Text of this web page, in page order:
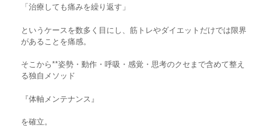
「治療しても痛みを繰り返す」
というケースを数多く目にし、筋トレやダイエットだけでは限界
があることを痛感。
そこから**姿勢・動作・呼吸・感覚・思考のクセまで含めて整え
る独自メソッド
『体軸メンテナンス』
を確立。